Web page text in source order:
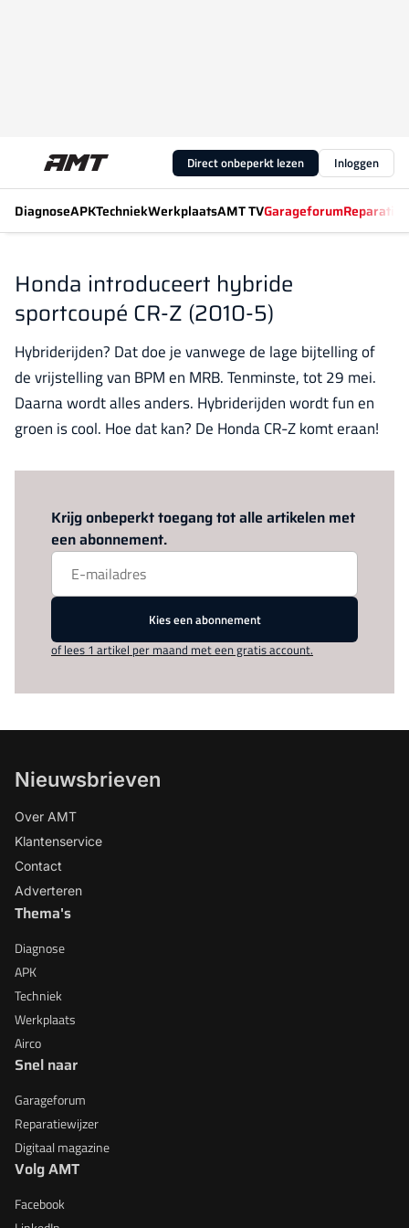
Direct onbeperkt lezen Inloggen
DiagnoseAPKTechniekWerkplaatsAMT TVGarageforum
Honda introduceert hybride
sportcoupé CR-Z (2010-5)
Hybriderijden? Dat doe je vanwege de lage bijtelling of
de vrijstelling van BPM en MRB. Tenminste, tot 29 mei.
Daarna wordt alles anders. Hybriderijden wordt fun en
groen is cool. Hoe dat kan? De Honda CR-Z komt eraan!
Krijg onbeperkt toegang tot alle artikelen met
een abonnement.
Kies een abonnement
of lees 1 artikel per maand met een gratis account.
Nieuwsbrieven
Over AMT
Klantenservice
Contact
Adverteren
Thema's
Diagnose
APK
Techniek
Werkplaats
Airco
Snel naar
Garageforum
Reparatiewijzer
Digitaal magazine
Volg AMT
Facebook